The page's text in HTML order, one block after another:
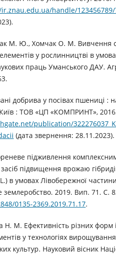
handle/123456789/
М. Ю., Хомчак О. М. Вивчення
у рослинництві в
праць Уманського ДАУ.
добрива у посівах пшениці :
: ТОВ «ЦП «КОМПРИНТ», 2016.
publication/
(дата звернення: 28.11.2023).
підживлення
підвищення врожаю
в умовах Лівобережної
2019. Вип. 71. С.
0135-2369.2019.71.17.
Н. М. Ефективність різних форм
у технологіях вирощування
культур. Науковий вісник